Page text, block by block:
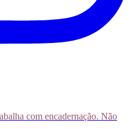
com encadernação. Não